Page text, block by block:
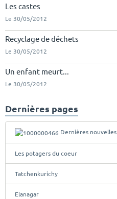
Les castes
Le 30/05/2012
Recyclage de déchets
Le 30/05/2012
Un enfant meurt...
Le 30/05/2012
Dernières pages
Dernières nouvelles
Les potagers du coeur
Tatchenkurichy
Elanagar